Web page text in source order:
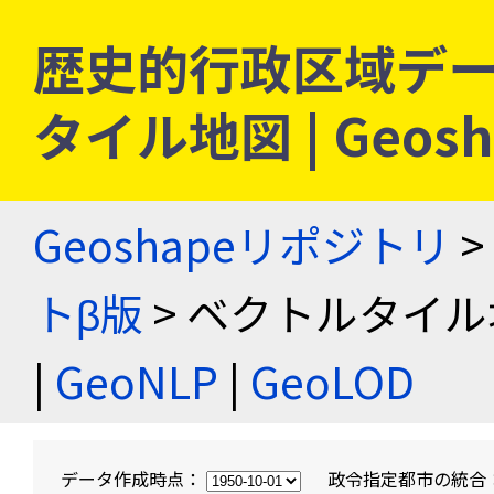
歴史的行政区域デ
タイル地図 |
Geoshapeリポジトリ >
トβ版 > ベクトルタイ
| GeoNLP | GeoLOD
データ作成時点： 政令指定都市の統